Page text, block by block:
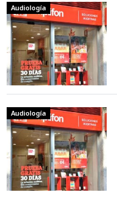
Audiología
Audiología